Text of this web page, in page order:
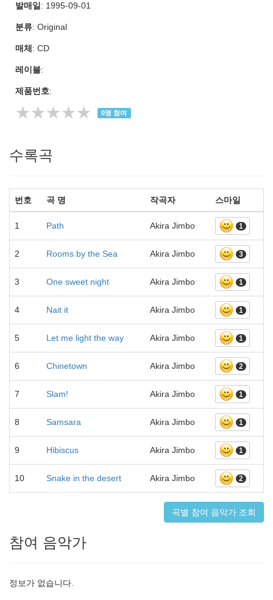
발매일 : 1995-09-01
분류: Original
매체 : CD
레이블:
제품번호:
★★★★★ 0명 참여
수록곡
번호 곡 명 작곡자 스마일
1 Path Akira Jimbo 1
2 Rooms by the Sea Akira Jimbo 3
3 One sweet night Akira Jimbo 1
4 Nait it Akira Jimbo 1
5 Let me light the way Akira Jimbo 1
6 Chinetown Akira Jimbo 2
7 Slam! Akira Jimbo 1
8 Samsara Akira Jimbo 1
9 Hibiscus Akira Jimbo 1
10 Snake in the desert Akira Jimbo 2
곡별 참여 음악가 조회
참여 음악가
정보가 없습니다.